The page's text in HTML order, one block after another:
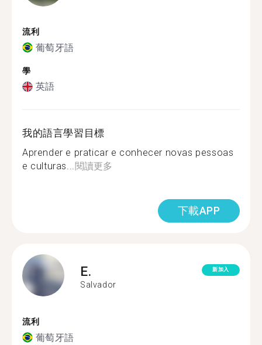
流利
葡萄牙語
學
英語
我的語言學習目標
Aprender e praticar e conhecer novas pessoas
e culturas...閱讀更多
下載APP
E.
Salvador
新加入
流利
葡萄牙語